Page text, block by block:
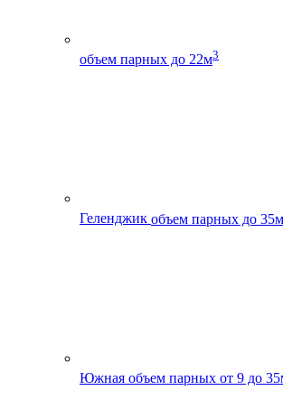
объем парных до 22м3
Геленджик объем парных до 35м
Южная объем парных от 9 до